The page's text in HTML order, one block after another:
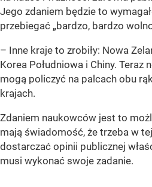
Jego zdaniem będzie to
przebiegać „bardzo, bardzo
– Inne kraje to zrobiły: Nowa
Korea Południowa i Chiny. Teraz
mogą policzyć na palcach obu
krajach.
Zdaniem naukowców jest to
mają świadomość, że trzeba w
dostarczać opinii publicznej
musi wykonać swoje zadanie.